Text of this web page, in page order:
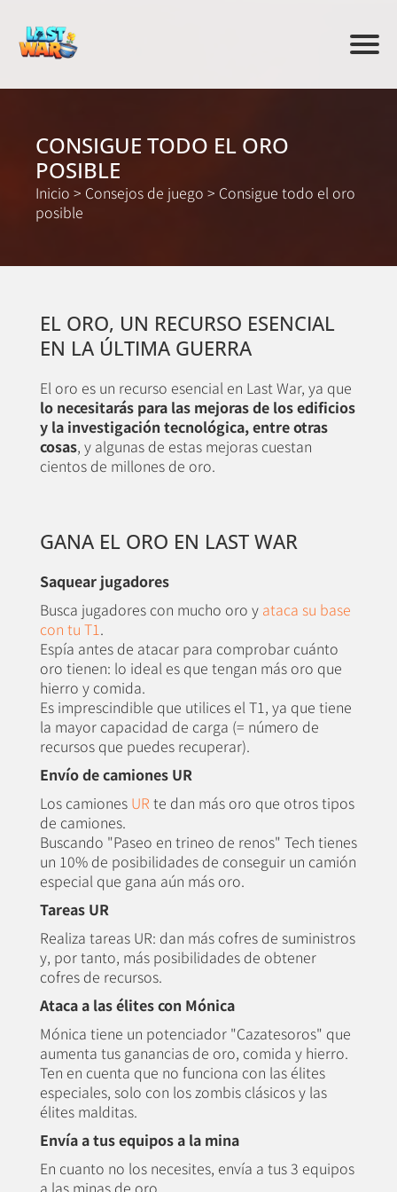
CONSIGUE TODO EL ORO
POSIBLE
Inicio > Consejos de juego > Consigue todo el oro
posible
EL ORO, UN RECURSO ESENCIAL
EN LA ÚLTIMA GUERRA
El oro es un recurso esencial en Last War, ya que
lo necesitarás para las mejoras de los edificios
y la investigación tecnológica, entre otras
cosas, y algunas de estas mejoras cuestan
cientos de millones de oro.
GANA EL ORO EN LAST WAR
Saquear jugadores
Busca jugadores con mucho oro y ataca su base
con tu T1.
Espía antes de atacar para comprobar cuánto
oro tienen: lo ideal es que tengan más oro que
hierro y comida.
Es imprescindible que utilices el T1, ya que tiene
la mayor capacidad de carga (= número de
recursos que puedes recuperar).
Envío de camiones UR
Los camiones UR te dan más oro que otros tipos
de camiones.
Buscando "Paseo en trineo de renos" Tech tienes
un 10% de posibilidades de conseguir un camión
especial que gana aún más oro.
Tareas UR
Realiza tareas UR: dan más cofres de suministros
y, por tanto, más posibilidades de obtener
cofres de recursos.
Ataca a las élites con Mónica
Mónica tiene un potenciador "Cazatesoros" que
aumenta tus ganancias de oro, comida y hierro.
Ten en cuenta que no funciona con las élites
especiales, solo con los zombis clásicos y las
élites malditas.
Envía a tus equipos a la mina
En cuanto no los necesites, envía a tus 3 equipos
a las minas de oro.